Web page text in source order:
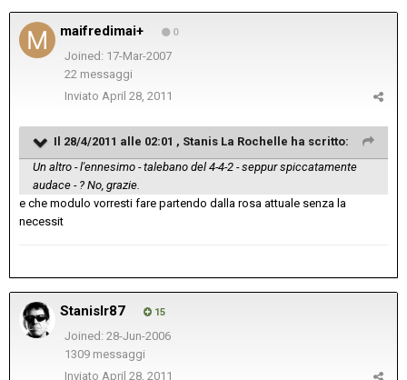
maifredimai+ 0
Joined: 17-Mar-2007
22 messaggi
Inviato April 28, 2011
Il 28/4/2011 alle 02:01 , Stanis La Rochelle ha scritto:
Un altro - l'ennesimo - talebano del 4-4-2 - seppur spiccatamente
audace - ? No, grazie.
e che modulo vorresti fare partendo dalla rosa attuale senza la
necessit
Stanislr87 15
Joined: 28-Jun-2006
1309 messaggi
Inviato April 28, 2011